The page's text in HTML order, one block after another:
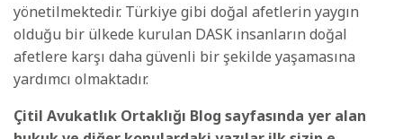
yönetilmektedir. Türkiye gibi doğal afetlerin yaygın
olduğu bir ülkede kurulan DASK insanların doğal
afetlere karşı daha güvenli bir şekilde yaşamasına
yardımcı olmaktadır.
Çitil Avukatlık Ortaklığı Blog sayfasında yer alan